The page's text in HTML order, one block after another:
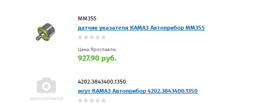
ММ355
датчик указателя КАМАЗ Автоприбор ММ355
Цена Ярославль:
927.90 руб.
4202.3843400.1350
жгут КАМАЗ Автоприбор 4202.3843400.1350